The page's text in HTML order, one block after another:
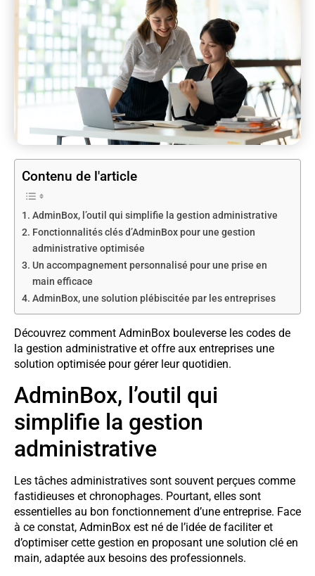
Contenu de l'article
AdminBox, l’outil qui simplifie la gestion administrative
Fonctionnalités clés d’AdminBox pour une gestion
administrative optimisée
Un accompagnement personnalisé pour une prise en
main efficace
AdminBox, une solution plébiscitée par les entreprises
Découvrez comment AdminBox bouleverse les codes de
la gestion administrative et offre aux entreprises une
solution optimisée pour gérer leur quotidien.
AdminBox, l’outil qui
simplifie la gestion
administrative
Les tâches administratives sont souvent perçues comme
fastidieuses et chronophages. Pourtant, elles sont
essentielles au bon fonctionnement d’une entreprise. Face
à ce constat, AdminBox est né de l’idée de faciliter et
d’optimiser cette gestion en proposant une solution clé en
main, adaptée aux besoins des professionnels.